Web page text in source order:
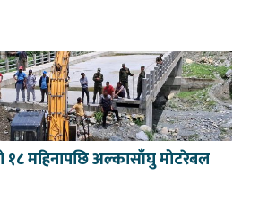
१८ महिनापछि अल्कासाँघु मोटरेबल